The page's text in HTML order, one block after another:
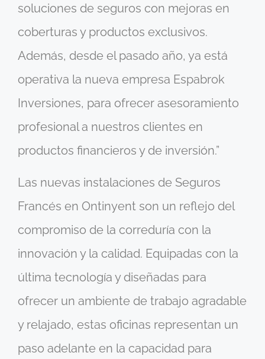
soluciones de seguros con mejoras en
coberturas y productos exclusivos.
Además, desde el pasado año, ya está
operativa la nueva empresa Espabrok
Inversiones, para ofrecer asesoramiento
profesional a nuestros clientes en
productos financieros y de inversión.”
Las nuevas instalaciones de Seguros
Francés en Ontinyent son un reflejo del
compromiso de la correduría con la
innovación y la calidad. Equipadas con la
última tecnología y diseñadas para
ofrecer un ambiente de trabajo agradable
y relajado, estas oficinas representan un
paso adelante en la capacidad para